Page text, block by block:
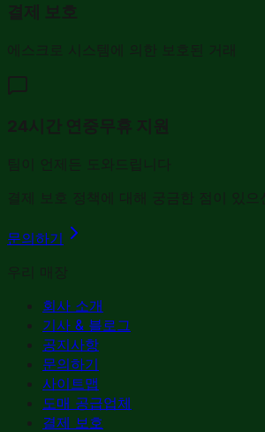
결제 보호
에스크로 시스템에 의한 보호된 거래
24시간 연중무휴 지원
팀이 언제든 도와드립니다
결제 보호 정책에 대해 궁금한 점이 있으
문의하기
우리 매장
회사 소개
기사 & 블로그
공지사항
문의하기
사이트맵
도매 공급업체
결제 보호